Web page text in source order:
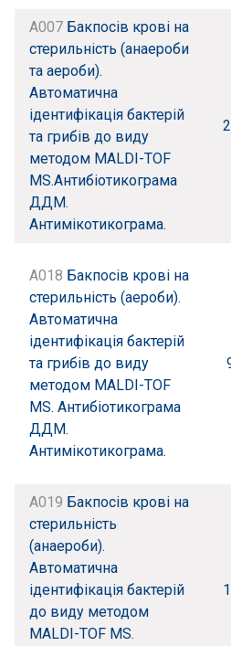
A007 Бакпосів крові на
стерильність (анаероби
та аероби).
Автоматична
ідентифікація бактерій
та грибів до виду
методом MALDI-TOF
MS.Антибіотикограма
ДДМ.
Антимікотикограма.
A018 Бакпосів крові на
стерильність (аероби).
Автоматична
ідентифікація бактерій
та грибів до виду
методом MALDI-TOF
MS. Антибіотикограма
ДДМ.
Антимікотикограма.
A019 Бакпосів крові на
стерильність
(анаероби).
Автоматична
ідентифікація бактерій
до виду методом
MALDI-TOF MS.